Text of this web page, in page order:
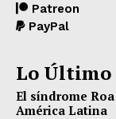
Patreon
PayPal
Lo Último
El síndrome
América Latina